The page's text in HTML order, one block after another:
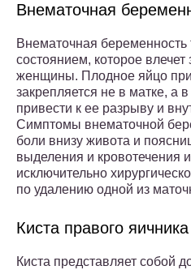
Внематочная
Внематочная
состоянием, которое влечет
женщины. Плодное яйцо при
закрепляется не в матке, а
привести к ее разрыву и
Симптомы внематочной
боли внизу живота и
выделения и кровотечения
исключительно
по удалению одной из
Киста правого яичника
Киста представляет собой